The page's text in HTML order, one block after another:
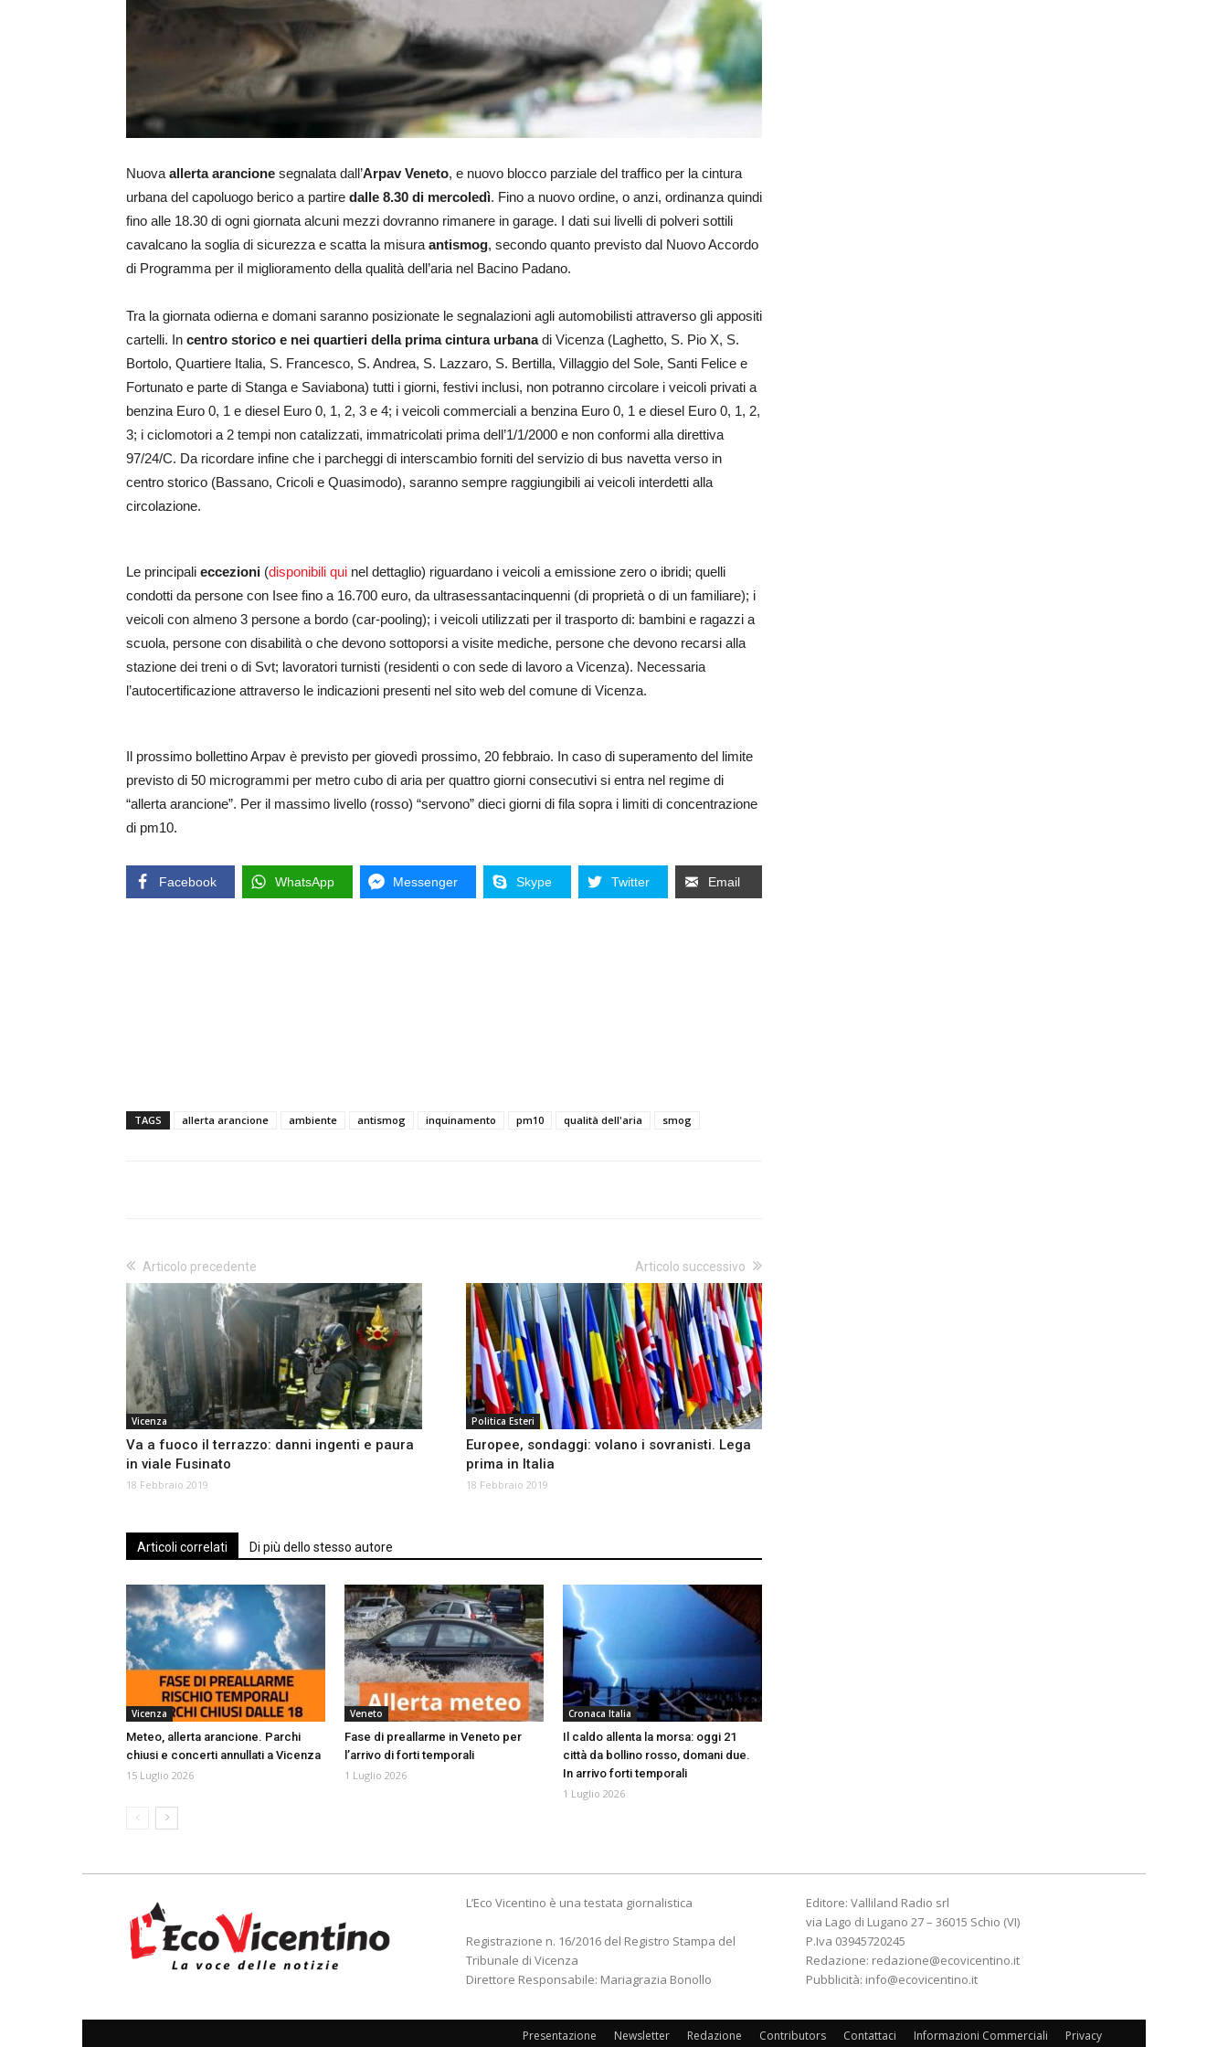
Nuova allerta arancione segnalata dall’Arpav Veneto, e nuovo blocco parziale del traffico per la cintura
urbana del capoluogo berico a partire dalle 8.30 di mercoledì. Fino a nuovo ordine, o anzi, ordinanza quindi
fino alle 18.30 di ogni giornata alcuni mezzi dovranno rimanere in garage. I dati sui livelli di polveri sottili
cavalcano la soglia di sicurezza e scatta la misura antismog, secondo quanto previsto dal Nuovo Accordo
di Programma per il miglioramento della qualità dell’aria nel Bacino Padano.
Tra la giornata odierna e domani saranno posizionate le segnalazioni agli automobilisti attraverso gli appositi
cartelli. In centro storico e nei quartieri della prima cintura urbanadi Vicenza (Laghetto, S. Pio X, S.
Bortolo, Quartiere Italia, S. Francesco, S. Andrea, S. Lazzaro, S. Bertilla, Villaggio del Sole, Santi Felice e
Fortunato e parte di Stanga e Saviabona) tutti i giorni, festivi inclusi, non potranno circolare i veicoli privati a
benzina Euro 0, 1 e diesel Euro 0, 1, 2, 3 e 4; i veicoli commerciali a benzina Euro 0, 1 e diesel Euro 0, 1, 2,
3; i ciclomotori a 2 tempi non catalizzati, immatricolati prima dell’1/1/2000 e non conformi alla direttiva
97/24/C. Da ricordare infine che i parcheggi di interscambio forniti del servizio di bus navetta verso in
centro storico (Bassano, Cricoli e Quasimodo), saranno sempre raggiungibili ai veicoli interdetti alla
circolazione.
Le principali eccezioni (disponibili qui nel dettaglio) riguardano i veicoli a emissione zero o ibridi; quelli
condotti da persone con Isee fino a 16.700 euro, da ultrasessantacinquenni (di proprietà o di un familiare); i
veicoli con almeno 3 persone a bordo (car-pooling); i veicoli utilizzati per il trasporto di: bambini e ragazzi a
scuola, persone con disabilità o che devono sottoporsi a visite mediche, persone che devono recarsi alla
stazione dei treni o di Svt; lavoratori turnisti (residenti o con sede di lavoro a Vicenza). Necessaria
l’autocertificazione attraverso le indicazioni presenti nel sito web del comune di Vicenza.
Il prossimo bollettino Arpav è previsto per giovedì prossimo, 20 febbraio. In caso di superamento del limite
previsto di 50 microgrammi per metro cubo di aria per quattro giorni consecutivi si entra nel regime di
“allerta arancione”. Per il massimo livello (rosso) “servono” dieci giorni di fila sopra i limiti di concentrazione
di pm10.
Facebook WhatsApp Messenger Skype Twitter Email
TAGS allerta arancione ambiente antismog inquinamento pm10 qualità dell'aria smog
Articolo precedente
Vicenza
Va a fuoco il terrazzo: danni ingenti e paura
in viale Fusinato
18 Febbraio 2019
Articolo successivo
Politica Esteri
Europee, sondaggi: volano i sovranisti. Lega
prima in Italia
18 Febbraio 2019
Articoli correlati Di più dello stesso autore
Vicenza
Meteo, allerta arancione. Parchi
chiusi e concerti annullati a Vicenza
15 Luglio 2026
Veneto
Fase di preallarme in Veneto per
l’arrivo di forti temporali
1 Luglio 2026
Cronaca Italia
Il caldo allenta la morsa: oggi 21
città da bollino rosso, domani due.
In arrivo forti temporali
1 Luglio 2026
L’Eco Vicentino è una testata giornalistica
Registrazione n. 16/2016 del Registro Stampa del
Tribunale di Vicenza
Direttore Responsabile: Mariagrazia Bonollo
Editore: Valliland Radio srl
via Lago di Lugano 27 – 36015 Schio (VI)
P.Iva 03945720245
Redazione: redazione@ecovicentino.it
Pubblicità: info@ecovicentino.it
Presentazione Newsletter Redazione Contributors Contattaci Informazioni Commerciali Privacy